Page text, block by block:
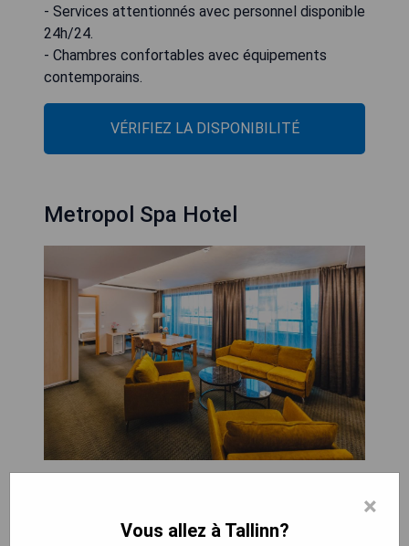
- Services attentionnés avec personnel disponible
24h/24.
- Chambres confortables avec équipements
contemporains.
VÉRIFIEZ LA DISPONIBILITÉ
Metropol Spa Hotel
historique, des boutiques et du port de la vieille
×
Vous allez à Tallinn?